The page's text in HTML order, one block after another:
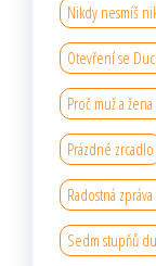
Nikdy nesmíš
Otevření se
Proč muž a
Prázdné zrcadlo
Radostná
Sedm stupňů